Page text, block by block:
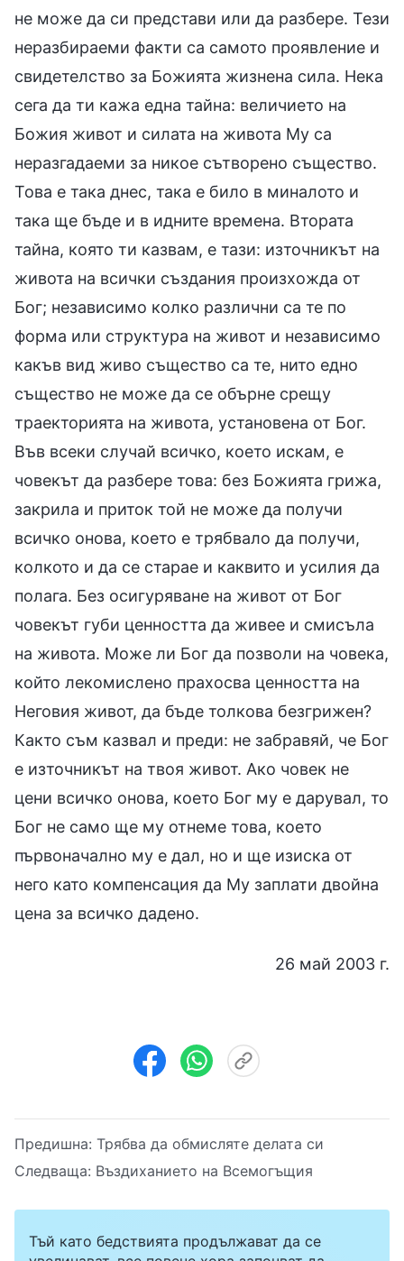
не може да си представи или да разбере. Тези
неразбираеми факти са самото проявление и
свидетелство за Божията жизнена сила. Нека
сега да ти кажа една тайна: величието на
Божия живот и силата на живота Му са
неразгадаеми за никое сътворено същество.
Това е така днес, така е било в миналото и
така ще бъде и в идните времена. Втората
тайна, която ти казвам, е тази: източникът на
живота на всички създания произхожда от
Бог; независимо колко различни са те по
форма или структура на живот и независимо
какъв вид живо същество са те, нито едно
същество не може да се обърне срещу
траекторията на живота, установена от Бог.
Във всеки случай всичко, което искам, е
човекът да разбере това: без Божията грижа,
закрила и приток той не може да получи
всичко онова, което е трябвало да получи,
колкото и да се старае и каквито и усилия да
полага. Без осигуряване на живот от Бог
човекът губи ценността да живее и смисъла
на живота. Може ли Бог да позволи на човека,
който лекомислено прахосва ценността на
Неговия живот, да бъде толкова безгрижен?
Както съм казвал и преди: не забравяй, че Бог
е източникът на твоя живот. Ако човек не
цени всичко онова, което Бог му е дарувал, то
Бог не само ще му отнеме това, което
първоначално му е дал, но и ще изиска от
него като компенсация да Му заплати двойна
цена за всичко дадено.
26 май 2003 г.
Предишна: Трябва да обмисляте делата си
Следваща: Въздиханието на Всемогъщия
Тъй като бедствията продължават да се